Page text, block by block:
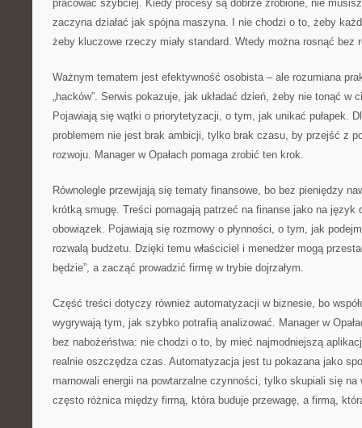
pracować szybciej. Kiedy procesy są dobrze zrobione, nie
zaczyna działać jak spójna maszyna. I nie chodzi o to, żeby
żeby kluczowe rzeczy miały standard. Wtedy można rosnąć bez
Ważnym tematem jest efektywność osobista – ale rozumiana
„hacków”. Serwis pokazuje, jak układać dzień, żeby nie tonąć w
Pojawiają się wątki o priorytetyzacji, o tym, jak unikać pułapek.
problemem nie jest brak ambicji, tylko brak czasu, by przejść z
rozwoju. Manager w Opałach pomaga zrobić ten krok.
Równolegle przewijają się tematy finansowe, bo bez pieniędzy
krótką smugę. Treści pomagają patrzeć na finanse jako na język
obowiązek. Pojawiają się rozmowy o płynności, o tym, jak
rozwalą budżetu. Dzięki temu właściciel i menedżer mogą
będzie”, a zacząć prowadzić firmę w trybie dojrzałym.
Część treści dotyczy również automatyzacji w biznesie, bo
wygrywają tym, jak szybko potrafią analizować. Manager w
bez nabożeństwa: nie chodzi o to, by mieć najmodniejszą
realnie oszczędza czas. Automatyzacja jest tu pokazana jako
marnowali energii na powtarzalne czynności, tylko skupiali się
często różnica między firmą, która buduje przewagę, a firmą,